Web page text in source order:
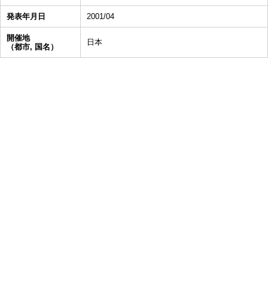
発表年月日 2001/04
開催地
（都市, 国名）
日本